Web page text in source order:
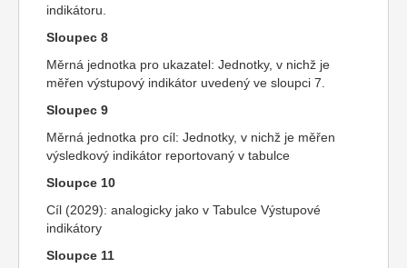
indikátoru.
Sloupec 8
Měrná jednotka pro ukazatel: Jednotky, v nichž je
měřen výstupový indikátor uvedený ve sloupci 7.
Sloupec 9
Měrná jednotka pro cíl: Jednotky, v nichž je měřen
výsledkový indikátor reportovaný v tabulce
Sloupce 10
Cíl (2029): analogicky jako v Tabulce Výstupové
indikátory
Sloupce 11